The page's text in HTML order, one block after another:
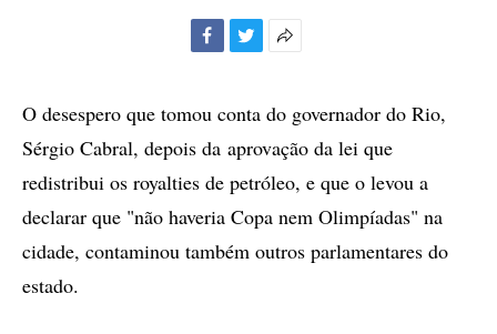
compartilhamento
O desespero que tomou conta do governador do Rio,
Sérgio Cabral, depois da aprovação da lei que
redistribui os royalties de petróleo, e que o levou a
declarar que "não haveria Copa nem Olimpíadas" na
cidade, contaminou também outros parlamentares do
estado.